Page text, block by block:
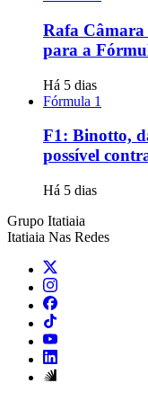
Rafa Câmara
para a
Há 5 dias
Fórmula 1
F1: Binotto,
possível
Há 5 dias
Grupo Itatiaia
Itatiaia Nas Redes